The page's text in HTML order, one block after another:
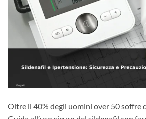
Oltre il 40% degli uomini over 50 soffre